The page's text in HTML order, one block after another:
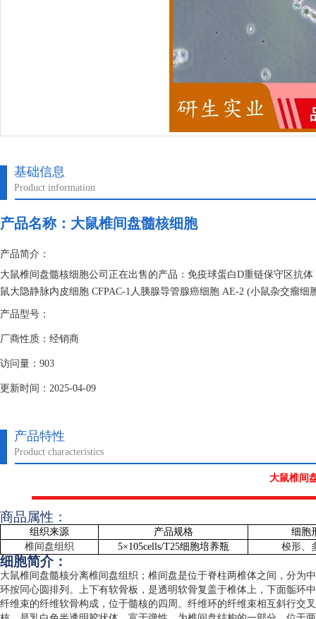
基础信息
Product information
产品名称： 大鼠椎间盘髓核细胞
产品简介：
大鼠椎间盘髓核细胞公司正在出售的产品：免疫球蛋白D重链保守区抗
鼠大隐静脉内皮细胞 CFPAC-1人胰腺导管腺癌细胞 AE-2 (小鼠杂交瘤细
产品型号：
厂商性质：经销商
访问量：903
更新时间：2025-04-09
产品特性
Product characteristics
大鼠椎间
商品属性：
组织来源 产品规格
细胞
椎间盘组织
5×105cells/T25细胞培养瓶 梭形、
细胞简介：
大鼠椎间盘髓核分离椎间盘组织；椎间盘是位于脊柱两椎体之间，分为
环按同心圆排列。上下有软骨板，是透明软骨复盖于椎体上，下面骺环
纤维束的纤维软骨构成，位于髓核的四周。纤维环的纤维束相互斜行交